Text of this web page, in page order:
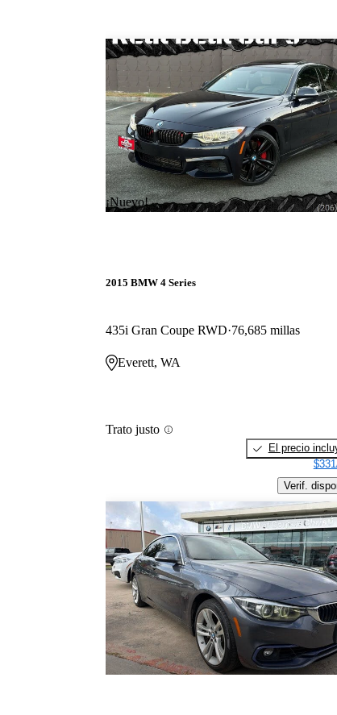
¡Nuevo!
2015 BMW 4 Series
435i Gran Coupe RWD 76,685 millas
Everett, WA
Trato justo
El precio
Verif.